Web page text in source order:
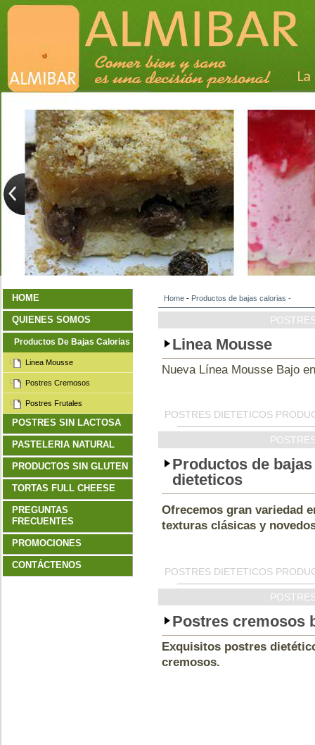
Home - Productos de bajas calorias -
Linea Mousse
Nueva Línea Mousse Bajo
POSTRES DIETETICOS
Productos de
dieteticos
Ofrecemos gran variedad
texturas clásicas y
POSTRES DIETETICOS
Postres cremosos
Exquisitos postres
cremosos.
HOME
QUIENES SOMOS
Productos De Bajas Calorias
Linea Mousse
Postres Cremosos
Postres Frutales
POSTRES SIN LACTOSA
PASTELERIA NATURAL
PRODUCTOS SIN GLUTEN
TORTAS FULL CHEESE
PREGUNTAS
FRECUENTES
PROMOCIONES
CONTÁCTENOS